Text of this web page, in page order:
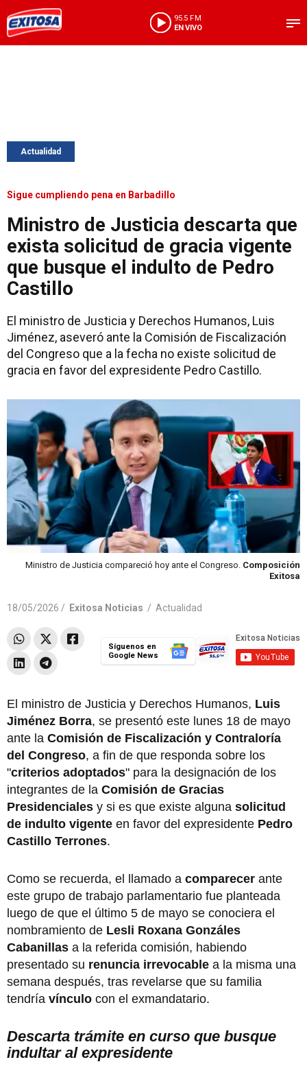
95.5 FM
EN VIVO
Actualidad
Sigue cumpliendo pena en Barbadillo
Ministro de Justicia descarta que
exista solicitud de gracia vigente
que busque el indulto de Pedro
Castillo
El ministro de Justicia y Derechos Humanos, Luis
Jiménez, aseveró ante la Comisión de Fiscalización
del Congreso que a la fecha no existe solicitud de
gracia en favor del expresidente Pedro Castillo.
Ministro de Justicia compareció hoy ante el Congreso. Composición
Exitosa
18/05/2026 / Exitosa Noticias / Actualidad
Síguenos en
Google News
El ministro de Justicia y Derechos Humanos, Luis
Jiménez Borra, se presentó este lunes 18 de mayo
ante la Comisión de Fiscalización y Contraloría
del Congreso, a fin de que responda sobre los
"criterios adoptados" para la designación de los
integrantes de la Comisión de Gracias
Presidenciales y si es que existe alguna solicitud
de indulto vigente en favor del expresidente Pedro
Castillo Terrones.
Como se recuerda, el llamado a comparecer ante
este grupo de trabajo parlamentario fue planteada
luego de que el último 5 de mayo se conociera el
nombramiento de Lesli Roxana Gonzáles
Cabanillas a la referida comisión, habiendo
presentado su renuncia irrevocable a la misma una
semana después, tras revelarse que su familia
tendría vínculo con el exmandatario.
Descarta trámite en curso que busque
indultar al expresidente